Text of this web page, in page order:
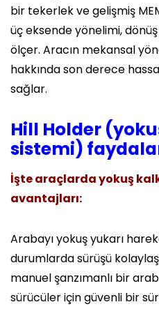
bir tekerlek ve gelişmiş
üç eksende yönelimi, dönüş
ölçer. Aracın mekansal
hakkında son derece
sağlar.
Hill Holder
sistemi)
İşte araçlarda yokuş
avantajları:
Arabayı yokuş yukarı
durumlarda sürüşü
manuel şanzımanlı bir
sürücüler için güvenli bir